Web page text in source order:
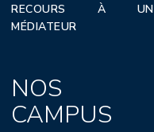
RECOURS À UN
MÉDIATEUR
NOS
CAMPUS